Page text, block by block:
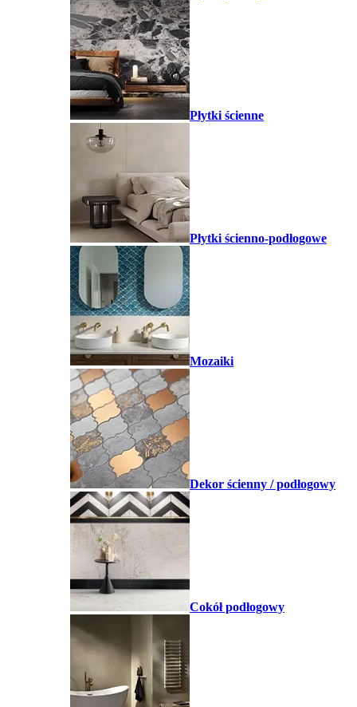
Płytki ścienne
Płytki ścienno-podłogowe
Mozaiki
Dekor ścienny / podłogowy
Cokół podłogowy